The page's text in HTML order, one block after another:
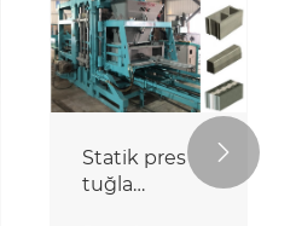
tuğlası
makinesi
Daha fazla
göster >>
